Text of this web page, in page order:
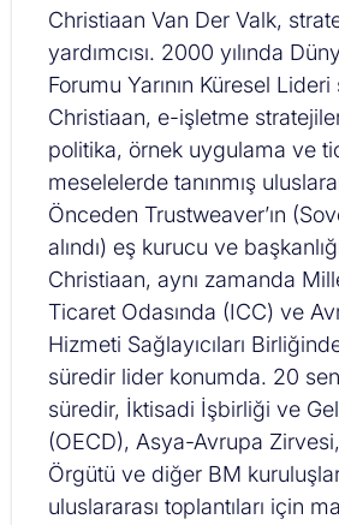
Christiaan Van Der Valk,
yardımcısı. 2000 yılında
Forumu Yarının Küresel
Christiaan, e-işletme
politika, örnek uygulama ve
meselelerde tanınmış
Önceden Trustweaver’ın
alındı) eş kurucu ve
Christiaan, aynı zamanda
Ticaret Odasında (ICC) ve
Hizmeti Sağlayıcıları
süredir lider konumda. 20
süredir, İktisadi İşbirliği ve
(OECD), Asya-Avrupa
Örgütü ve diğer BM
uluslararası toplantıları için